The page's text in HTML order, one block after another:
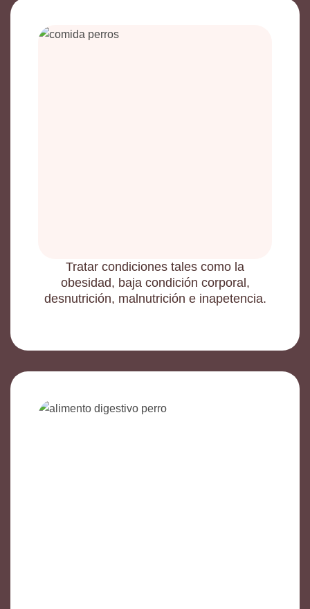
Tratar condiciones tales como la
obesidad, baja condición corporal,
desnutrición, malnutrición e inapetencia.